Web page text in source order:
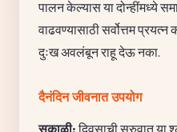
पालन केल्यास या दोन्हींमध्ये
वाढवण्यासाठी सर्वोत्तम
दुःख अवलंबून राहू देऊ नका.
दैनंदिन जीवनात उपयोग
सकाळी:दिवसाची सुरुवात या